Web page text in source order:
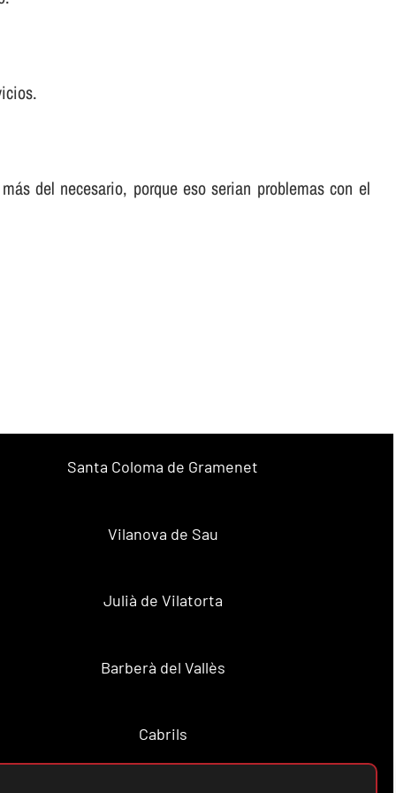
del necesario, porque eso serian problemas con el
Santa Coloma de Gramenet
Vilanova de Sau
Julià de Vilatorta
Barberà del Vallès
Cabrils